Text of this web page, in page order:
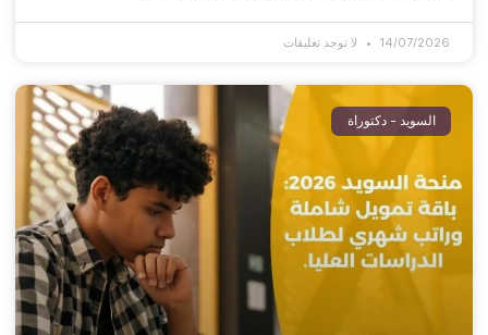
14/07/2026 لا توجد تعليقات
السويد - دكتوراة